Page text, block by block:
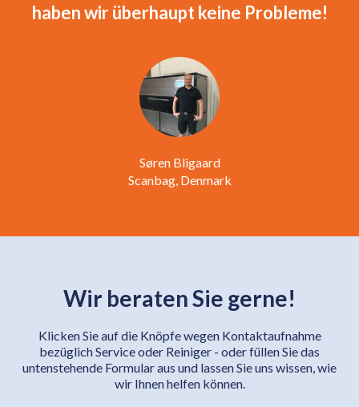
haben wir überhaupt keine Probleme!
Søren Bligaard
Scanbag, Denmark
Wir beraten Sie gerne!
Klicken Sie auf die Knöpfe wegen Kontaktaufnahme
bezüglich Service oder Reiniger - oder füllen Sie das
untenstehende Formular aus und lassen Sie uns wissen, wie
wir Ihnen helfen können.